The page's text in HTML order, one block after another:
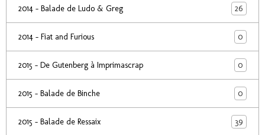
2014 - Balade de Ludo & Greg 26
2014 - Fiat and Furious 0
2015 - De Gutenberg à Imprimascrap 0
2015 - Balade de Binche 0
2015 - Balade de Ressaix 39